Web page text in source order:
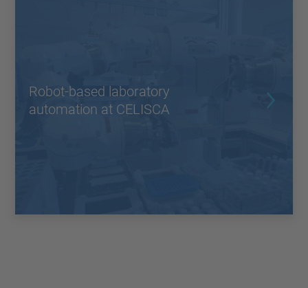
Robot-based laboratory
automation at CELISCA